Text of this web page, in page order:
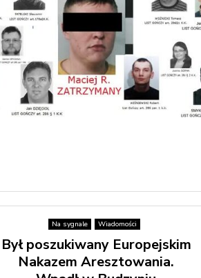
Na sygnale Wiadomości
Był poszukiwany Europejskim
Nakazem Aresztowania.